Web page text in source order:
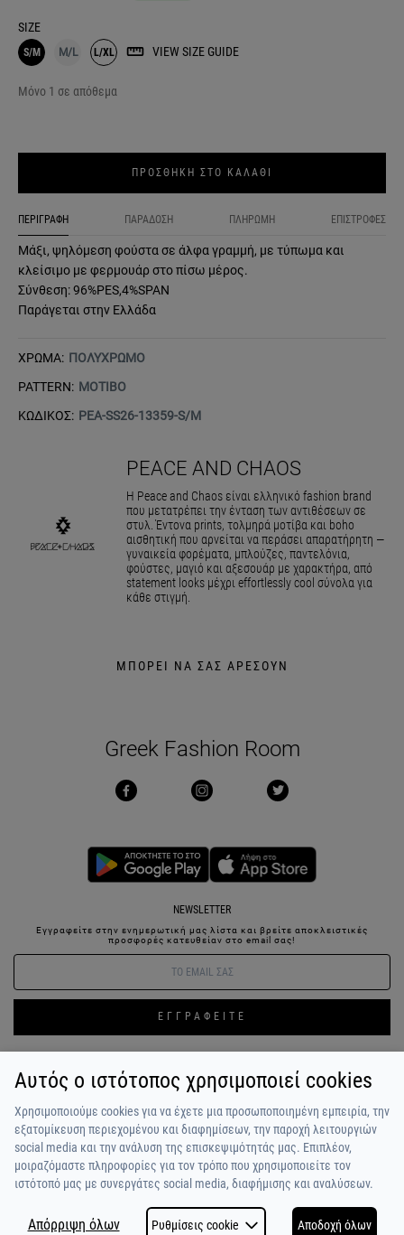
SIZE
S/M M/L L/XL VIEW SIZE GUIDE
Μόνο 1 σε απόθεμα
ΠΡΟΣΘΗΚΗ ΣΤΟ ΚΑΛΑΘΙ
ΠΕΡΙΓΡΑΦΗ ΠΑΡΑΔΟΣΗ ΠΛΗΡΩΜΗ ΕΠΙΣΤΡΟΦΕΣ
Μάξι, ψηλόμεση φούστα σε άλφα γραμμή, με τύπωμα και
κλείσιμο με φερμουάρ στο πίσω μέρος.
Σύνθεση: 96%PES,4%SPAN
Παράγεται στην Ελλάδα
ΧΡΩΜΑ: ΠΟΛΥΧΡΩΜΟ
PATTERN: ΜΟΤΙΒΟ
ΚΩΔΙΚΟΣ: PEA-SS26-13359-S/M
PEACE AND CHAOS
Η Peace and Chaos είναι ελληνικό fashion brand
που μετατρέπει την ένταση των αντιθέσεων σε
στυλ. Έντονα prints, τολμηρά μοτίβα και boho
αισθητική που αρνείται να περάσει απαρατήρητη —
γυναικεία φορέματα, μπλούζες, παντελόνια,
φούστες, μαγιό και αξεσουάρ με χαρακτήρα, από
statement looks μέχρι effortlessly cool σύνολα για
κάθε στιγμή.
ΜΠΟΡΕΙ ΝΑ ΣΑΣ ΑΡΕΣΟΥΝ
Greek Fashion Room
NEWSLETTER
Εγγραφείτε στην ενημερωτική μας λίστα και βρείτε αποκλειστικές
προσφορές κατευθείαν στο email σας!
ΕΓΓΡΑΦΕΙΤΕ
ΣΥΝΔΕΣΗ / ΕΓΓΡΑΦΗ ΑΓΑΠΗΜΕΝΑ ΕΠΙΚΟΙΝΩΝΙΑ
ΟΡΟΙ ΧΡΗΣΗΣ
ΠΟΙΟΙ ΕΙΜΑΣΤΕ
ΠΛΗΡΩΜΗ / ΑΠΟΣΤΟΛΗ
ΠΟΛΙΤΙΚΗ ΑΠΟΡΡΗΤΟΥ
Η ΟΜΑΔΑ
ΣΧΟΛΙΑ
ΠΕΛΑΤΩΝ
Αυτός ο ιστότοπος χρησιμοποιεί cookies
Χρησιμοποιούμε cookies για να έχετε μια προσωποποιημένη εμπειρία, την
εξατομίκευση περιεχομένου και διαφημίσεων, την παροχή λειτουργιών
social media και την ανάλυση της επισκεψιμότητάς μας. Επιπλέον,
μοιραζόμαστε πληροφορίες για τον τρόπο που χρησιμοποιείτε τον
ιστότοπό μας με συνεργάτες social media, διαφήμισης και αναλύσεων.
Απόρριψη όλων Ρυθμίσεις cookie Αποδοχή όλων